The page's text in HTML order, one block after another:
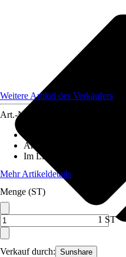
Verkauf durch: Sunshare
Weitere Artikel des Verkäufers
Art.-Nr.
Anzahl Module
Im Lieferumfang enthalten
Mehr Artikeldetails
Menge (ST)
1 ST